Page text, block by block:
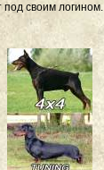
под своим логином.